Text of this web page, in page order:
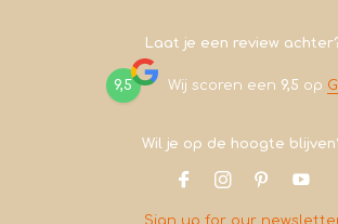
Laat je een review
9,5 Wij scoren een 9,5 op
Wil je op de hoogte